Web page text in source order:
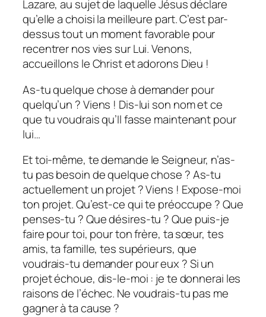
Lazare, au sujet de laquelle Jésus déclare
qu’elle a choisi la meilleure part. C’est par-
dessus tout un moment favorable pour
recentrer nos vies sur Lui. Venons,
accueillons le Christ et adorons Dieu !
As-tu quelque chose à demander pour
quelqu’un ? Viens ! Dis-lui son nom et ce
que tu voudrais qu’Il fasse maintenant pour
lui…
Et toi-même, te demande le Seigneur, n’as-
tu pas besoin de quelque chose ? As-tu
actuellement un projet ? Viens ! Expose-moi
ton projet. Qu’est-ce qui te préoccupe ? Que
penses-tu ? Que désires-tu ? Que puis-je
faire pour toi, pour ton frère, ta sœur, tes
amis, ta famille, tes supérieurs, que
voudrais-tu demander pour eux ? Si un
projet échoue, dis-le-moi : je te donnerai les
raisons de l’échec. Ne voudrais-tu pas me
gagner à ta cause ?